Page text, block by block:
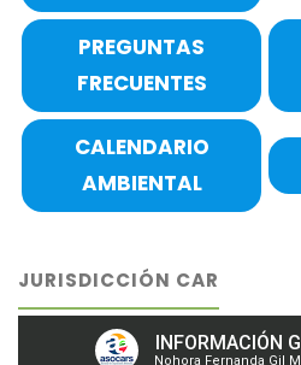
PREGUNTAS
FRECUENTES
CALENDARIO
AMBIENTAL
JURISDICCIÓN CAR